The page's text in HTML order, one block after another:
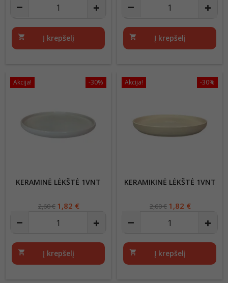
shopping_cart Į krepšelį shopping_cart Į krepšelį
-30%
Akcija!
KERAMINĖ LĖKŠTĖ 1VNT
Regular
2,60 € Kaina
1,82 €
shopping_cart Į krepšelį
-30%
Akcija!
KERAMIKINĖ LĖKŠTĖ 1VNT
Regular
2,60 € Kaina
1,82 €
shopping_cart Į krepšelį